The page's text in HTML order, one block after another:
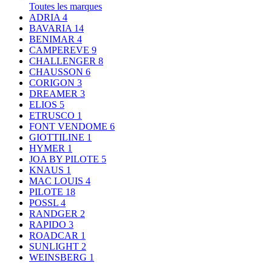
Toutes les marques
ADRIA 4
BAVARIA 14
BENIMAR 4
CAMPEREVE 9
CHALLENGER 8
CHAUSSON 6
CORIGON 3
DREAMER 3
ELIOS 5
ETRUSCO 1
FONT VENDOME 6
GIOTTILINE 1
HYMER 1
JOA BY PILOTE 5
KNAUS 1
MAC LOUIS 4
PILOTE 18
POSSL 4
RANDGER 2
RAPIDO 3
ROADCAR 1
SUNLIGHT 2
WEINSBERG 1